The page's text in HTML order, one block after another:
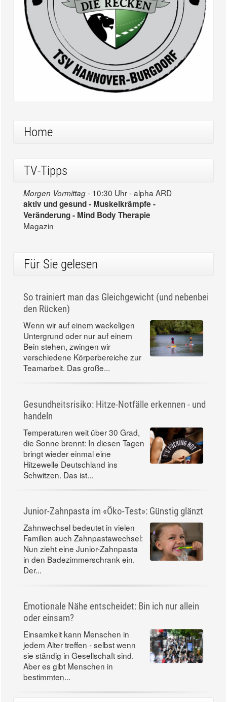
Home
TV-Tipps
Morgen Vormittag - 10:30 Uhr - alpha ARD
aktiv und gesund - Muskelkrämpfe -
Veränderung - Mind Body Therapie
Magazin
Für Sie gelesen
So trainiert man das Gleichgewicht (und nebenbei
den Rücken)
Wenn wir auf einem wackeligen
Untergrund oder nur auf einem
Bein stehen, zwingen wir
verschiedene Körperbereiche zur
Teamarbeit. Das große...
Gesundheitsrisiko: Hitze-Notfälle erkennen - und
handeln
Temperaturen weit über 30 Grad,
die Sonne brennt: In diesen Tagen
bringt wieder einmal eine
Hitzewelle Deutschland ins
Schwitzen. Das ist...
Junior-Zahnpasta im «Öko-Test»: Günstig glänzt
Zahnwechsel bedeutet in vielen
Familien auch Zahnpastawechsel:
Nun zieht eine Junior-Zahnpasta
in den Badezimmerschrank ein.
Der...
Emotionale Nähe entscheidet: Bin ich nur allein
oder einsam?
Einsamkeit kann Menschen in
jedem Alter treffen - selbst wenn
sie ständig in Gesellschaft sind.
Aber es gibt Menschen in
bestimmten...